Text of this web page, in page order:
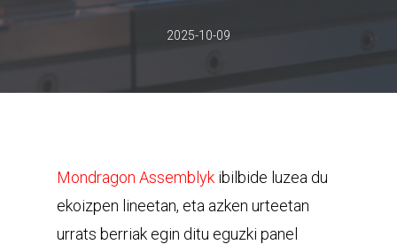
2025-10-09
Mondragon Assemblyk ibilbide luzea du
ekoizpen lineetan, eta azken urteetan
urrats berriak egin ditu eguzki panel